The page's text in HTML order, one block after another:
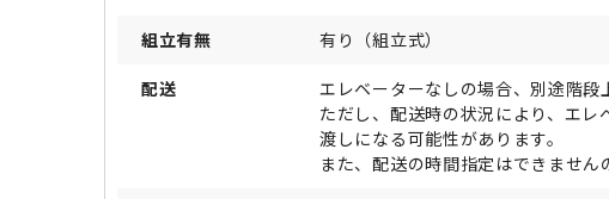
組立有無 有り（組立式）
配送
エレベーターなしの場合、別途階段
ただし、配送時の状況により、エ
渡しになる可能性があります。
また、配送の時間指定はできません